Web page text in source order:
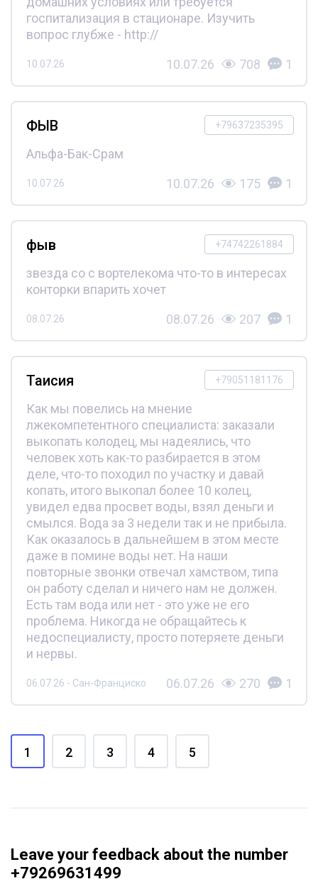
госпитализация в стационаре. Изучить
вопрос глубже - http://
10.07.26 10.07.26 708 1
+79637235395
ФЫВ
Альфа-Бак-Срам
10.07.26 10.07.26 175 1
+74742261884
фыв
звезда со с вортелекома что-то в интересах
конторки впарить хочет
08.07.26 08.07.26 207 1
+79051181176
Таисия
Как мы повелись на мнение
лжекомпетентного специалиста: заказали
выкопать колодец, мы надеялись, что
человек хоть как-то разбирается в этом
деле, что-то походил по участку и давай
копать, итого выкопал более 10 колец,
увидел едва просвет воды, взял деньги и
смылся. Вода за 3 недели так и не прибыла.
Как оказалось в дальнейшем в этом месте
даже в помине воды нет. На наши
повторные звонки отвечал хамством, типа
он работу сделал и ничего нам не должен.
Есть там вода или нет - это уже не его
проблема. Никогда не обращайтесь к
недоспециалисту, просто потеряете деньги
и нервы.
06.07.26 - Сан-Франциско 06.07.26 270 1
1 2 3 4 5
Leave your feedback about the number
+79269631499